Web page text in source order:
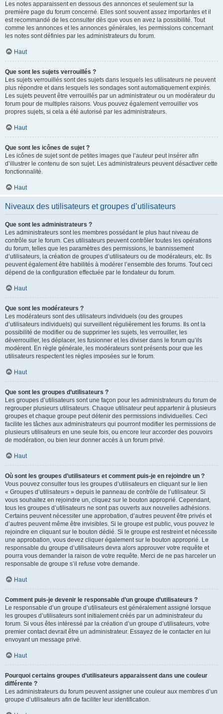
Les notes apparaissent en dessous des annonces et seulement sur la
première page du forum concerné. Elles sont souvent assez importantes et il
est recommandé de les consulter dès que vous en avez la possibilité. Tout
comme les annonces et les annonces générales, les permissions concernant
les notes sont définies par les administrateurs du forum.
Haut
Que sont les sujets verrouillés ?
Les sujets verrouillés sont des sujets dans lesquels les utilisateurs ne peuvent
plus répondre et dans lesquels les sondages sont automatiquement expirés.
Les sujets peuvent être verrouillés par un administrateur ou un modérateur du
forum pour de multiples raisons. Vous pouvez également verrouiller vos
propres sujets, si cela a été autorisé par les administrateurs.
Haut
Que sont les icônes de sujet ?
Les icônes de sujet sont de petites images que l’auteur peut insérer afin
d’illustrer le contenu de son sujet. Les administrateurs peuvent désactiver cette
fonctionnalité.
Haut
Niveaux des utilisateurs et groupes d’utilisateurs
Que sont les administrateurs ?
Les administrateurs sont les membres possédant le plus haut niveau de
contrôle sur le forum. Ces utilisateurs peuvent contrôler toutes les opérations
du forum, telles que les paramètres des permissions, le bannissement
d’utilisateurs, la création de groupes d’utilisateurs ou de modérateurs, etc. Ils
peuvent également être habilités à modérer l’ensemble des forums. Tout ceci
dépend de la configuration effectuée par le fondateur du forum.
Haut
Que sont les modérateurs ?
Les modérateurs sont des utilisateurs individuels (ou des groupes
d’utilisateurs individuels) qui surveillent régulièrement les forums. Ils ont la
possibilité de modifier ou de supprimer les sujets, les verrouiller, les
déverrouiller, les déplacer, les fusionner et les diviser dans le forum qu’ils
modèrent. En règle générale, les modérateurs sont présents pour que les
utilisateurs respectent les règles imposées sur le forum.
Haut
Que sont les groupes d’utilisateurs ?
Les groupes d’utilisateurs sont une façon pour les administrateurs du forum de
regrouper plusieurs utilisateurs. Chaque utilisateur peut appartenir à plusieurs
groupes et chaque groupe peut détenir des permissions individuelles. Ceci
facilite les tâches aux administrateurs qui pourront modifier les permissions de
plusieurs utilisateurs en une seule fois, ou encore leur accorder des pouvoirs
de modération, ou bien leur donner accès à un forum privé.
Haut
Où sont les groupes d’utilisateurs et comment puis-je en rejoindre un ?
Vous pouvez consulter tous les groupes d’utilisateurs en cliquant sur le lien
« Groupes d’utilisateurs » depuis le panneau de contrôle de l’utilisateur. Si
vous souhaitez en rejoindre un, cliquez sur le bouton approprié. Cependant,
tous les groupes d’utilisateurs ne sont pas ouverts aux nouvelles adhésions.
Certains peuvent nécessiter une approbation, d’autres peuvent être privés et
d’autres peuvent même être invisibles. Si le groupe est public, vous pouvez le
rejoindre en cliquant sur le bouton dédié. Si le groupe est restreint et nécessite
une approbation, vous devez cliquer également sur le bouton approprié. Le
responsable du groupe d’utilisateurs devra alors approuver votre requête et
pourra vous demander la raison de votre requête. Merci de ne pas harceler un
responsable de groupe s’il refuse votre demande.
Haut
Comment puis-je devenir le responsable d’un groupe d’utilisateurs ?
Le responsable d’un groupe d’utilisateurs est généralement assigné lorsque
les groupes d’utilisateurs sont initialement créés par un administrateur du
forum. Si vous êtes intéressé par la création d’un groupe d’utilisateurs, votre
premier contact devrait être un administrateur. Essayez de le contacter en lui
envoyant un message privé.
Haut
Pourquoi certains groupes d’utilisateurs apparaissent dans une couleur
différente ?
Les administrateurs du forum peuvent assigner une couleur aux membres d’un
groupe d’utilisateurs afin de faciliter leur identification.